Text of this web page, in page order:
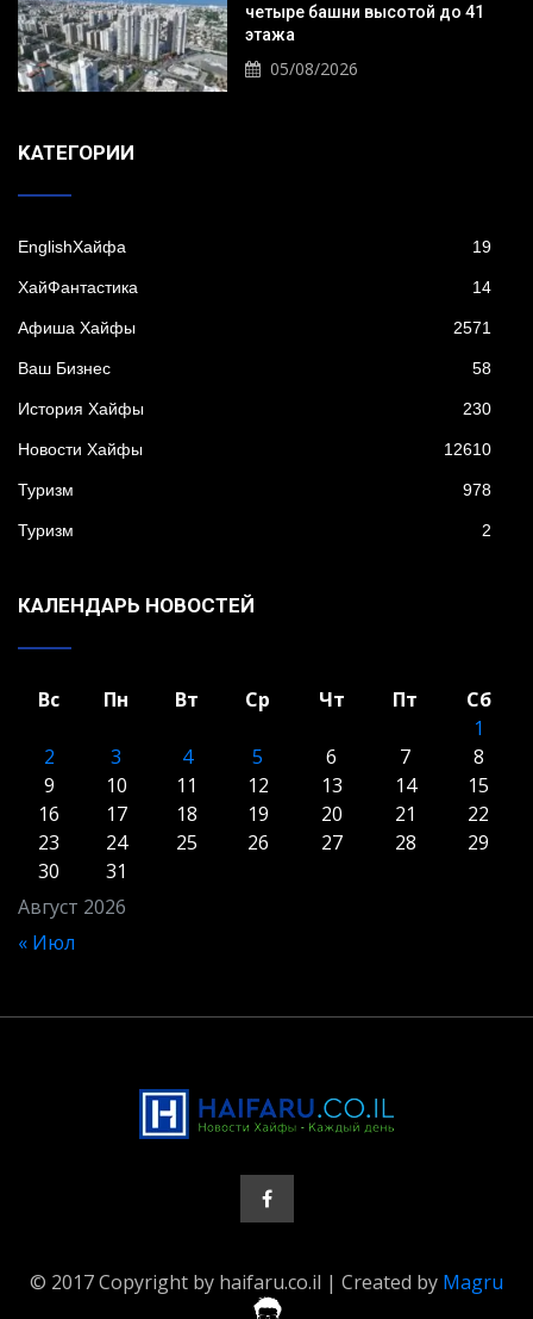
четыре башни высотой до 41
этажа
05/08/2026
KАТЕГОРИИ
EnglishХайфа 19
XайФантастика 14
Афиша Хайфы 2571
Ваш Бизнес 58
История Хайфы 230
Новости Хайфы 12610
Туризм 978
Туризм 2
КАЛЕНДАРЬ НОВОСТЕЙ
Август 2026
Вс Пн Вт Ср Чт Пт
Сб
1
2
3 4 5 6 7
8
9
10 11 12 13 14
15
16
17 18 19 20 21
22
23
24 25 26 27 28
29
30
31
« Июл
© 2017 Copyright by haifaru.co.il | Created by Magru